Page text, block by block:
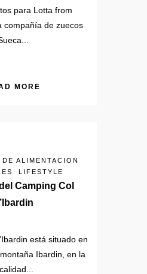
para Lotta from
compañía de zuecos
MORE
ALIMENTACION
LIFESTYLE
Camping Col
está situado en
Ibardin, en la